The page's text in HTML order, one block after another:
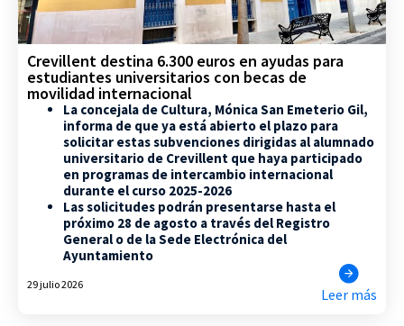
Crevillent destina 6.300 euros en ayudas para
estudiantes universitarios con becas de
movilidad internacional
La concejala de Cultura, Mónica San Emeterio Gil,
informa de que ya está abierto el plazo para
solicitar estas subvenciones dirigidas al alumnado
universitario de Crevillent que haya participado
en programas de intercambio internacional
durante el curso 2025-2026
Las solicitudes podrán presentarse hasta el
próximo 28 de agosto a través del Registro
General o de la Sede Electrónica del
Ayuntamiento
29 julio 2026
Leer más